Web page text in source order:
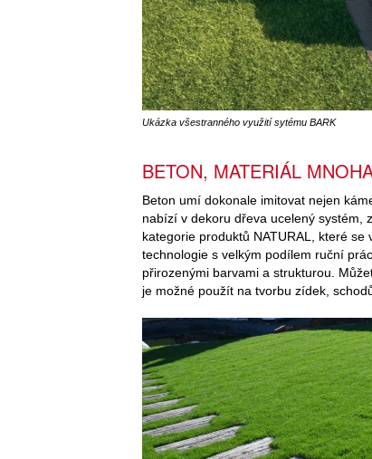
Ukázka všestranného využití sytému BARK
BETON, MATERIÁL
Beton umí dokonale imitovat nejen
nabízí v dekoru dřeva ucelený systém,
kategorie produktů NATURAL, které
technologie s velkým podílem ruční
přirozenými barvami a strukturou.
je možné použít na tvorbu zídek,